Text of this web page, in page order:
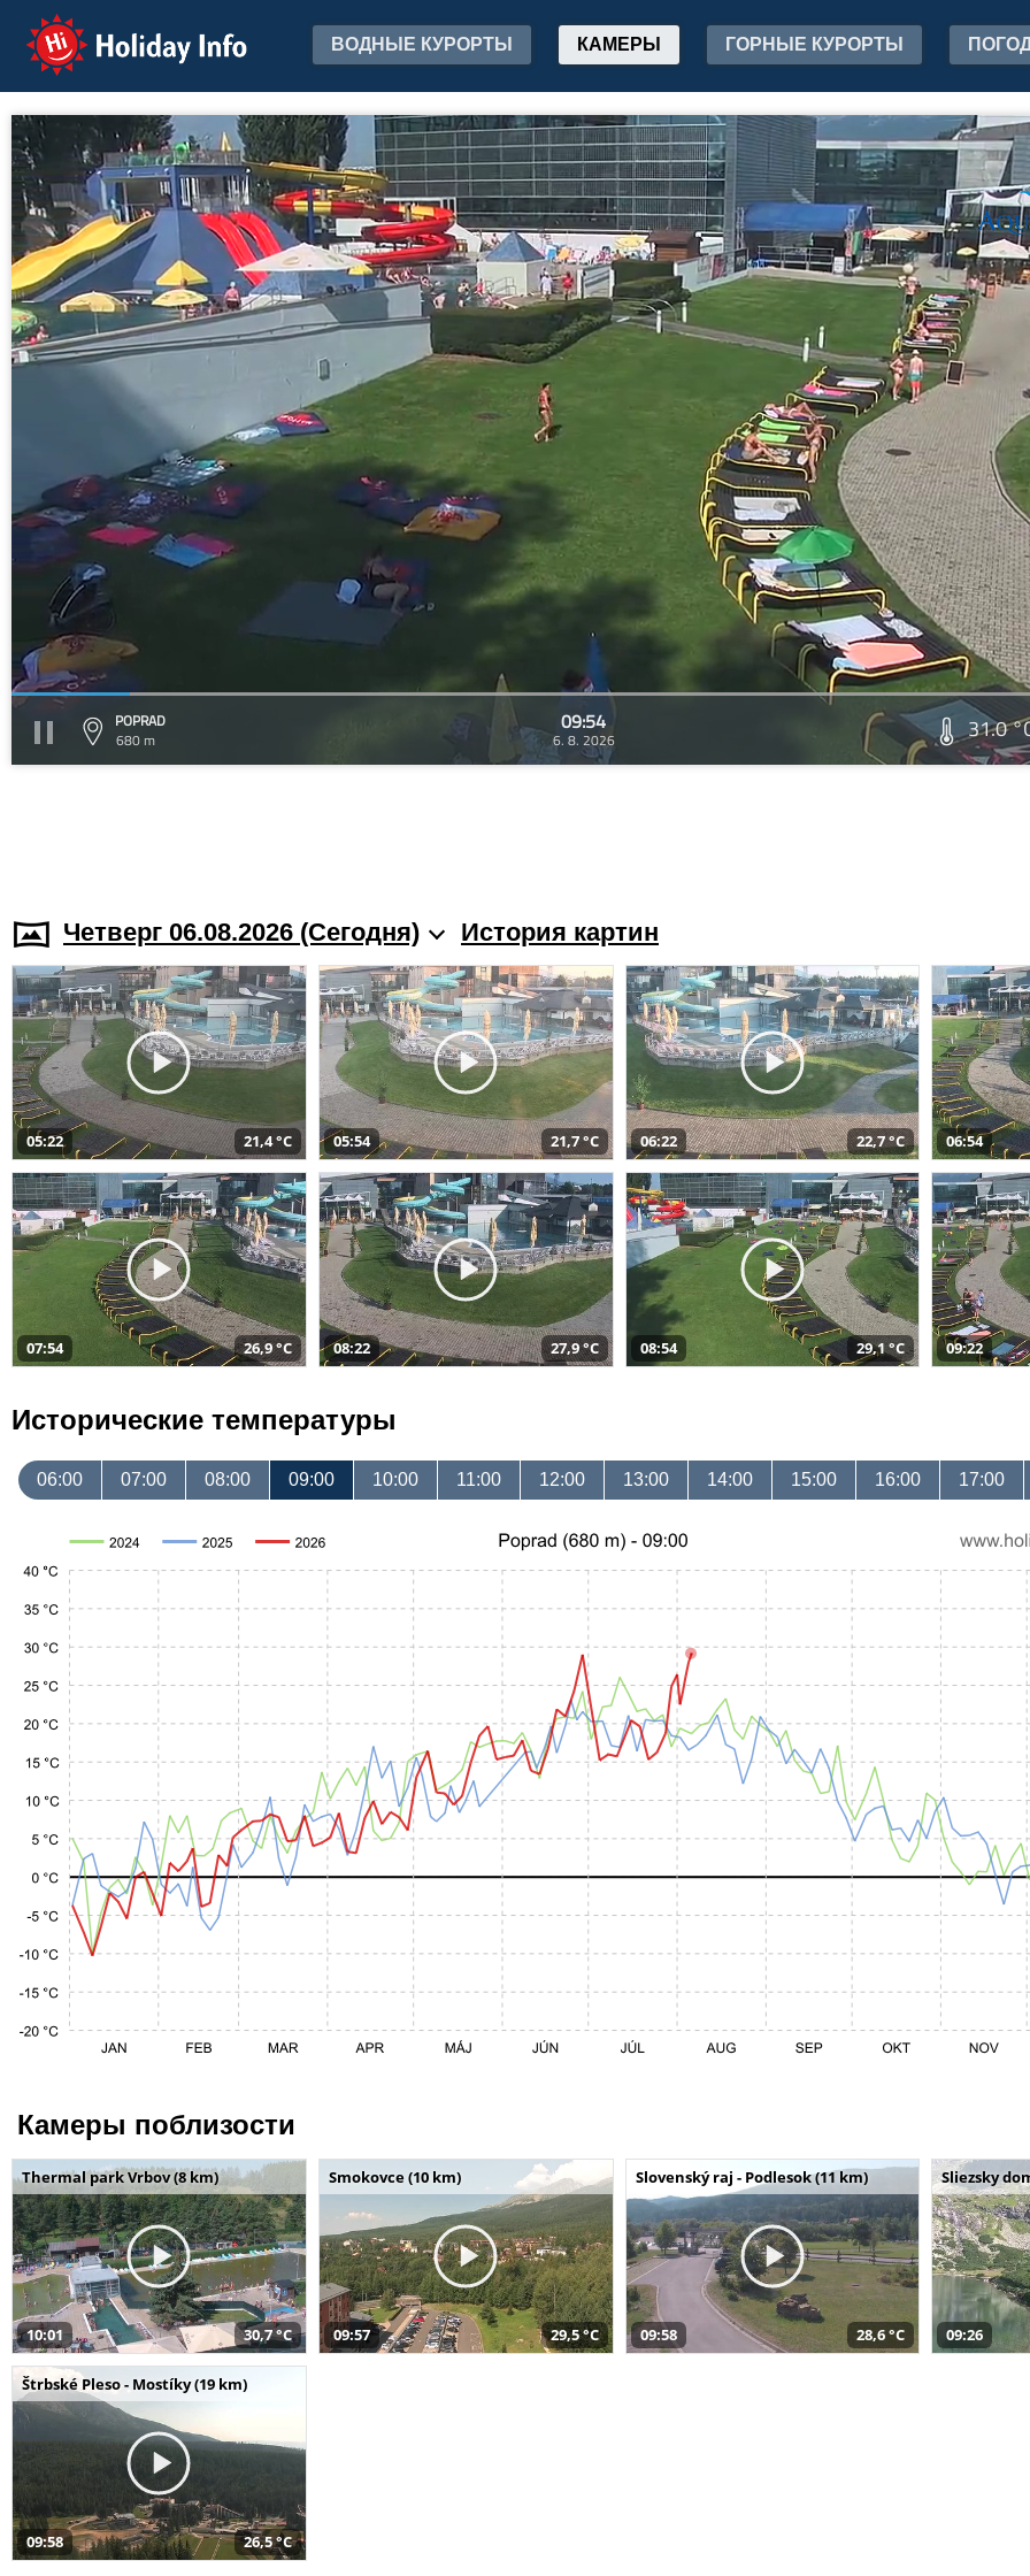
Holiday Info ВОДНЫЕ КУРОРТЫ КАМЕРЫ ГОРНЫЕ КУРОРТЫ
POPRAD
680 m
09:54
6. 8. 2026 31.0
Четверг 06.08.2026 (Cегодня) История картин
05:22 21,4 °C 05:54 21,7 °C 06:22 22,7 °C 06:54
07:54 26,9 °C 08:22 27,9 °C 08:54 29,1 °C 09:22
Исторические температуры
06:00 07:00 08:00 09:00 10:00 11:00 12:00 13:00 14:00 15:00 16:00 17:00
Камеры поблизости
Thermal park Vrbov (8 km)
10:01 30,7 °C
Smokovce (10 km)
09:57 29,5 °C
Slovenský raj - Podlesok (11 km)
09:58 28,6 °C
Sliezsky
09:26
Štrbské Pleso - Mostíky (19 km)
09:58 26,5 °C